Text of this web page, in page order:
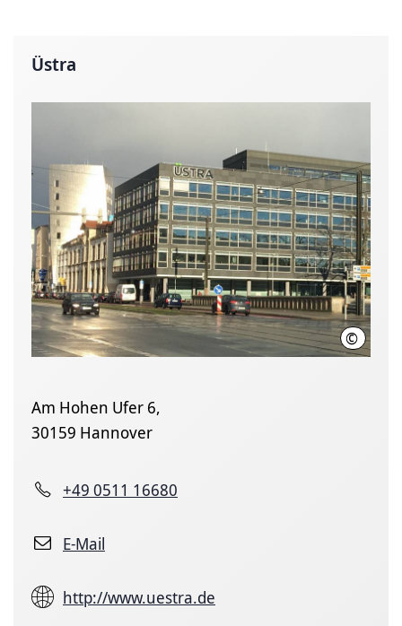
Üstra
©
Am Hohen Ufer 6,
30159 Hannover
+49 0511 16680
E-Mail
http://www.uestra.de